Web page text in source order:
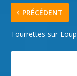
PRÉCÉDENT
Tourrettes-sur-Loup